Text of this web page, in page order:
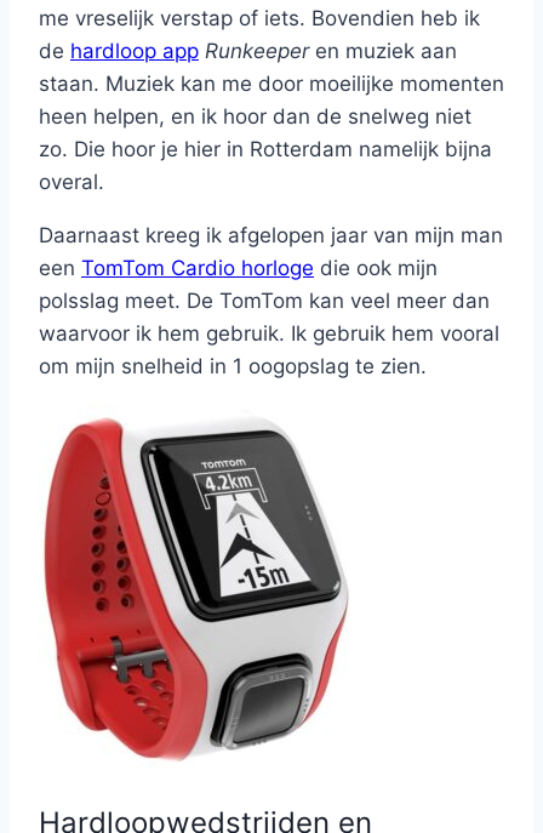
me vreselijk verstap of iets. Bovendien heb ik
de hardloop app Runkeeperen muziek aan
staan. Muziek kan me door moeilijke momenten
heen helpen, en ik hoor dan de snelweg niet
zo. Die hoor je hier in Rotterdam namelijk bijna
overal.
Daarnaast kreeg ik afgelopen jaar van mijn man
een TomTom Cardio horloge die ook mijn
polsslag meet. De TomTom kan veel meer dan
waarvoor ik hem gebruik. Ik gebruik hem vooral
om mijn snelheid in 1 oogopslag te zien.
Hardloopwedstrijden en